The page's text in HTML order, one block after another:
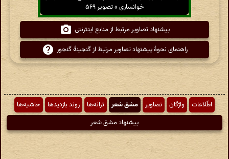
خوانساری » تصویر ۵۶۹
پیشنهاد تصاویر مرتبط از منابع اینترنتی
راهنمای نحوهٔ پیشنهاد تصاویر مرتبط از گنجینهٔ گنجور
اطّلاعات واژگان تصاویر مشق شعر ترانه‌ها روند بازدیدها
حاشیه‌ها
پیشنهاد مشق شعر